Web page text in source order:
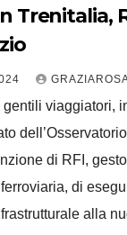
Trenitalia,
viaggiatori,
di RFI,
di
alla